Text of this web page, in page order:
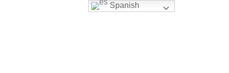
Spanish